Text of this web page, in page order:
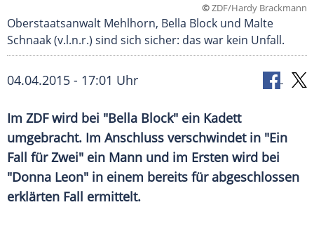
©ZDF/Hardy Brackmann
Oberstaatsanwalt Mehlhorn, Bella Block und Malte
Schnaak (v.l.n.r.) sind sich sicher: das war kein Unfall.
04.04.2015 - 17:01 Uhr
Im ZDF wird bei "Bella Block" ein Kadett
umgebracht. Im Anschluss verschwindet in "Ein
Fall für Zwei" ein Mann und im Ersten wird bei
"Donna Leon" in einem bereits für abgeschlossen
erklärten Fall ermittelt.